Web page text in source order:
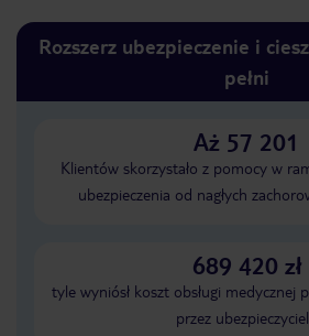
Rozszerz ubezpieczenie i
pełni
Aż 57 201
Klientów skorzystało z pomocy w
ubezpieczenia od nagłych
689 420 zł
tyle wyniósł koszt obsługi medycznej
przez